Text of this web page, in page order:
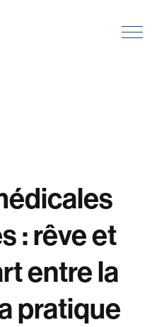
: rêve et
entre la
pratique